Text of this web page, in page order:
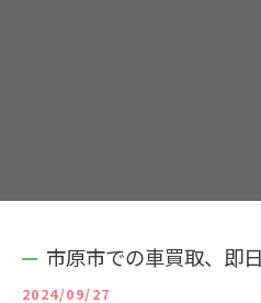
市原市での車買取、即
2024/09/27